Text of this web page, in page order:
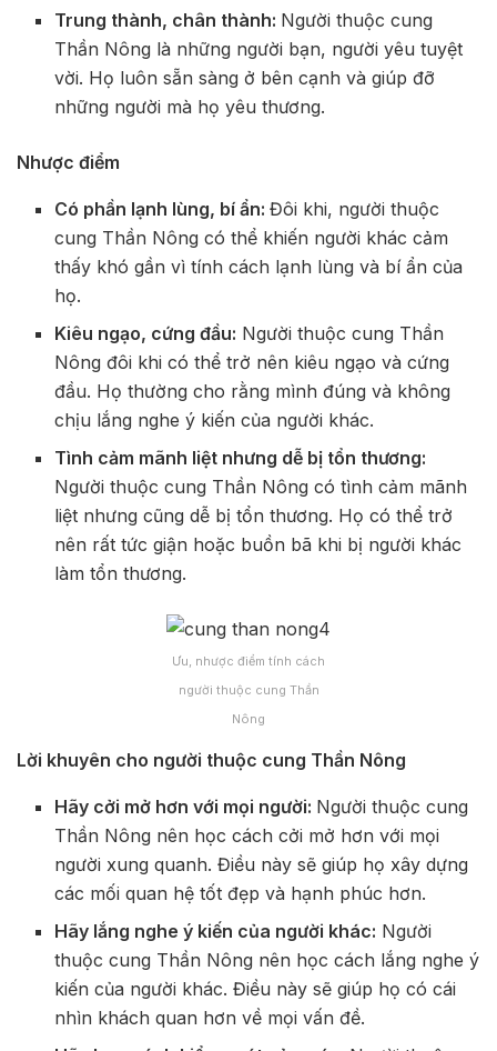
Trung thành, chân thành: Người thuộc cung
Thần Nông là những người bạn, người yêu tuyệt
vời. Họ luôn sẵn sàng ở bên cạnh và giúp đỡ
những người mà họ yêu thương.
Nhược điểm
Có phần lạnh lùng, bí ẩn:Đôi khi, người thuộc
cung Thần Nông có thể khiến người khác cảm
thấy khó gần vì tính cách lạnh lùng và bí ẩn của
họ.
Kiêu ngạo, cứng đầu: Người thuộc cung Thần
Nông đôi khi có thể trở nên kiêu ngạo và cứng
đầu. Họ thường cho rằng mình đúng và không
chịu lắng nghe ý kiến của người khác.
Tình cảm mãnh liệt nhưng dễ bị tổn thương:
Người thuộc cung Thần Nông có tình cảm mãnh
liệt nhưng cũng dễ bị tổn thương. Họ có thể trở
nên rất tức giận hoặc buồn bã khi bị người khác
làm tổn thương.
Ưu, nhược điểm tính cách
người thuộc cung Thần
Nông
Lời khuyên cho người thuộc cung Thần Nông
Hãy cởi mở hơn với mọi người: Người thuộc cung
Thần Nông nên học cách cởi mở hơn với mọi
người xung quanh. Điều này sẽ giúp họ xây dựng
các mối quan hệ tốt đẹp và hạnh phúc hơn.
Hãy lắng nghe ý kiến của người khác: Người
thuộc cung Thần Nông nên học cách lắng nghe ý
kiến của người khác. Điều này sẽ giúp họ có cái
nhìn khách quan hơn về mọi vấn đề.